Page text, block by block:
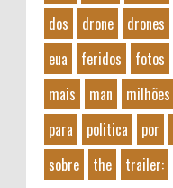
dos
drone drones
eua
feridos fotos
mais
man milhões
para
politica por
sobre
the trailer: